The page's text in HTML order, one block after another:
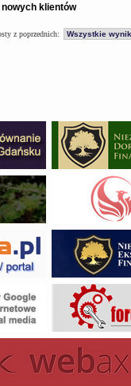
klientów
z poprzednich: